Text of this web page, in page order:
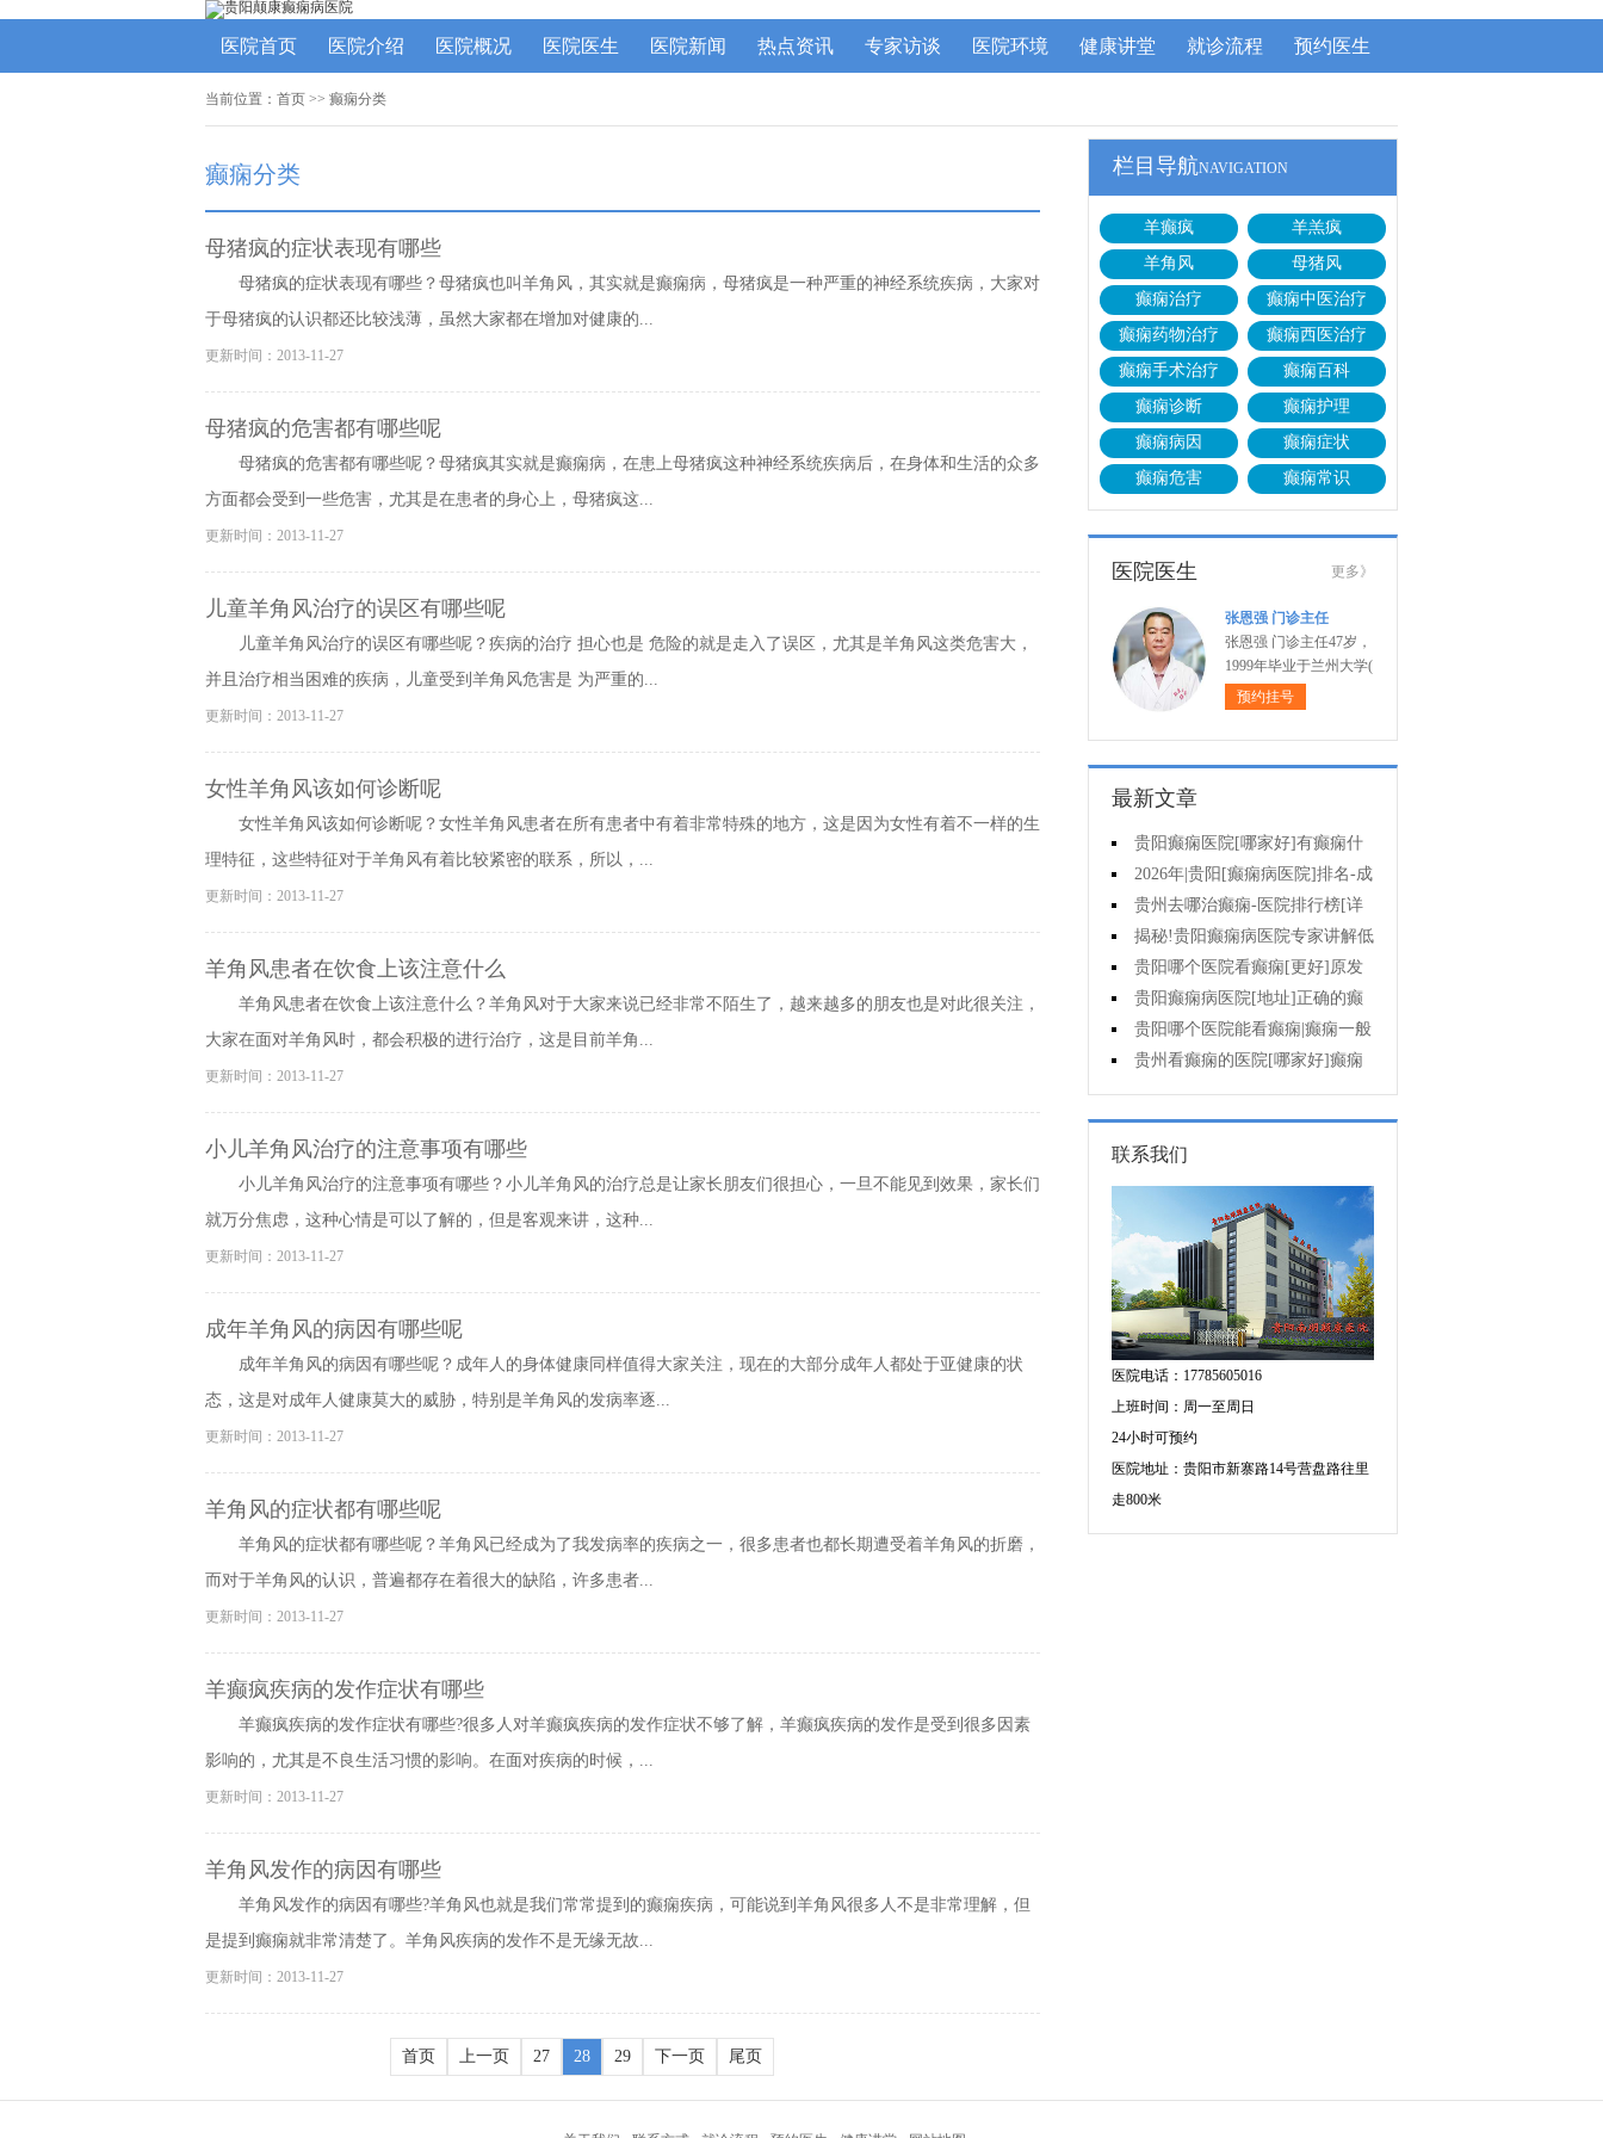
医院首页 医院介绍 医院概况 医院医生 医院新闻 热点资讯 专家访谈 医院环境 健康讲堂 就诊流程 预约医生
当前位置： 首页 >> 癫痫分类
癫痫分类
母猪疯的症状表现有哪些
母猪疯的症状表现有哪些？母猪疯也叫羊角风，其实就是癫痫病，母猪疯是一种严重的神经系统疾病，大家对
于母猪疯的认识都还比较浅薄，虽然大家都在增加对健康的...
更新时间：2013-11-27
母猪疯的危害都有哪些呢
母猪疯的危害都有哪些呢？母猪疯其实就是癫痫病，在患上母猪疯这种神经系统疾病后，在身体和生活的众多
方面都会受到一些危害，尤其是在患者的身心上，母猪疯这...
更新时间：2013-11-27
儿童羊角风治疗的误区有哪些呢
儿童羊角风治疗的误区有哪些呢？疾病的治疗 担心也是 危险的就是走入了误区，尤其是羊角风这类危害大，
并且治疗相当困难的疾病，儿童受到羊角风危害是 为严重的...
更新时间：2013-11-27
女性羊角风该如何诊断呢
女性羊角风该如何诊断呢？女性羊角风患者在所有患者中有着非常特殊的地方，这是因为女性有着不一样的生
理特征，这些特征对于羊角风有着比较紧密的联系，所以，...
更新时间：2013-11-27
羊角风患者在饮食上该注意什么
羊角风患者在饮食上该注意什么？羊角风对于大家来说已经非常不陌生了，越来越多的朋友也是对此很关注，
大家在面对羊角风时，都会积极的进行治疗，这是目前羊角...
更新时间：2013-11-27
小儿羊角风治疗的注意事项有哪些
小儿羊角风治疗的注意事项有哪些？小儿羊角风的治疗总是让家长朋友们很担心，一旦不能见到效果，家长们
就万分焦虑，这种心情是可以了解的，但是客观来讲，这种...
更新时间：2013-11-27
成年羊角风的病因有哪些呢
成年羊角风的病因有哪些呢？成年人的身体健康同样值得大家关注，现在的大部分成年人都处于亚健康的状
态，这是对成年人健康莫大的威胁，特别是羊角风的发病率逐...
更新时间：2013-11-27
羊角风的症状都有哪些呢
羊角风的症状都有哪些呢？羊角风已经成为了我发病率的疾病之一，很多患者也都长期遭受着羊角风的折磨，
而对于羊角风的认识，普遍都存在着很大的缺陷，许多患者...
更新时间：2013-11-27
羊癫疯疾病的发作症状有哪些
羊癫疯疾病的发作症状有哪些?很多人对羊癫疯疾病的发作症状不够了解，羊癫疯疾病的发作是受到很多因素
影响的，尤其是不良生活习惯的影响。在面对疾病的时候，...
更新时间：2013-11-27
羊角风发作的病因有哪些
羊角风发作的病因有哪些?羊角风也就是我们常常提到的癫痫疾病，可能说到羊角风很多人不是非常理解，但
是提到癫痫就非常清楚了。羊角风疾病的发作不是无缘无故...
更新时间：2013-11-27
首页 上一页 27 28 29 下一页 尾页
栏目导航NAVIGATION
羊癫疯
羊羔疯
羊角风
母猪风
癫痫治疗
癫痫中医治疗
癫痫药物治疗
癫痫西医治疗
癫痫手术治疗
癫痫百科
癫痫诊断
癫痫护理
癫痫病因
癫痫症状
癫痫危害
癫痫常识
医院医生 更多》
张恩强 门诊主任
张恩强 门诊主任47岁，
1999年毕业于兰州大学(
预约挂号
最新文章
贵阳癫痫医院[哪家好]有癫痫什
么不能吃什么药?
2026年|贵阳[癫痫病医院]排名-成
人癫痫急救措施护理
贵州去哪治癫痫-医院排行榜[详
细排名]癫痫病人可以吃什么食物?
揭秘!贵阳癫痫病医院专家讲解低
血糖会抽搐吗?
贵阳哪个医院看癫痫[更好]原发
性母猪疯能治好吗?
贵阳癫痫病医院[地址]正确的癫
痫护理是什么?
贵阳哪个医院能看癫痫|癫痫一般
会出现哪些症状?
贵州看癫痫的医院[哪家好]癫痫
的成因有哪些?
联系我们
医院电话：17785605016
上班时间：周一至周日
24小时可预约
医院地址：贵阳市新寨路14号营盘路往里
走800米